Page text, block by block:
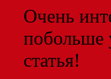
Очень
побольше
статья!